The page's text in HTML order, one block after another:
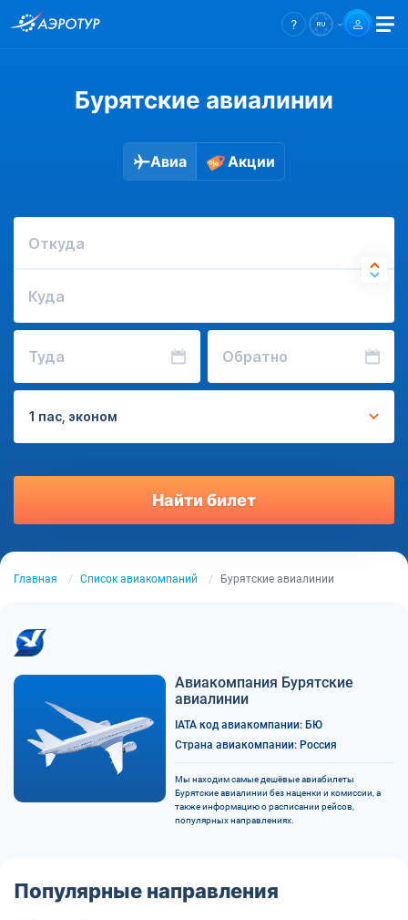
Бурятские авиалинии
Авиа Акции
Откуда
Куда
Туда Обратно
1 пас, эконом
Найти билет
Главная Список авиакомпаний Бурятские авиалинии
Авиакомпания Бурятские
авиалинии
IATA код авиакомпании: БЮ
Страна авиакомпании: Россия
Мы находим самые дешёвые авиабилеты
Бурятские авиалинии без наценки и комиссии, а
также информацию о расписании рейсов,
популярных направлениях.
Популярные направления